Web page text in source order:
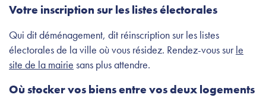
Votre inscription sur les listes électorales
Qui dit déménagement, dit réinscription sur les listes
électorales de la ville où vous résidez. Rendez-vous surle
site de la mairie sans plus attendre.
Où stocker vos biens entre vos deux logements